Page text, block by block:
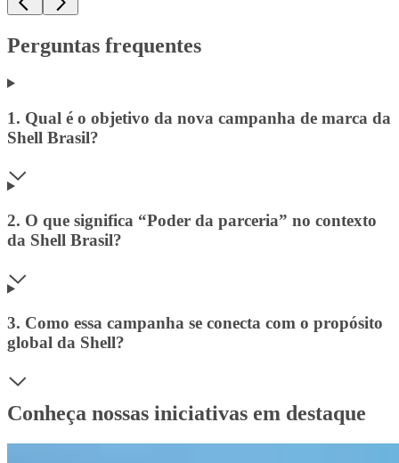
Perguntas frequentes
1. Qual é o objetivo da nova campanha de marca da
Shell Brasil?
2. O que significa “Poder da parceria” no contexto
da Shell Brasil?
3. Como essa campanha se conecta com o propósito
global da Shell?
Conheça nossas iniciativas em destaque